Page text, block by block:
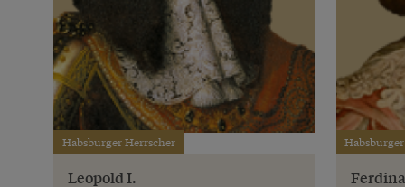
Habsburger Herrscher
Leopold I.
Habsburger